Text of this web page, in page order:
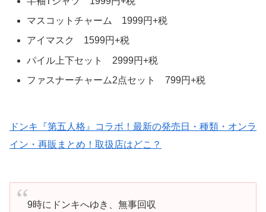
マスコットチャーム 1999円+税
アイマスク 1599円+税
パイル上下セット 2999円+税
ファスナーチャーム2点セット 799円+税
ドンキ『第五人格』コラボ！最新の発売日・種類・オンラ
イン・再販まとめ！取扱店はどこ？
9時にドンキへゆき、無事回収